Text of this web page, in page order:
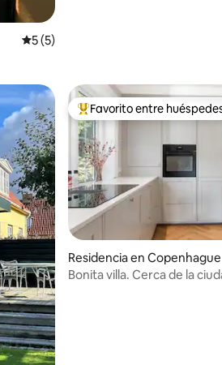
Calificación promedio: 5 de 5; 5
5 (5)
De los mejores en Favorito
Favorito entre
Residencia en Copenhague
Bonita villa. Cerca de la